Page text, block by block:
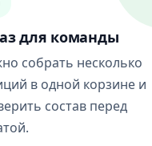
для команды
собрать несколько
в одной корзине и
состав перед